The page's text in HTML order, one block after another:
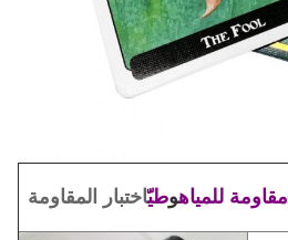
مقاومة للمياهوطيّاختبار المقاومة